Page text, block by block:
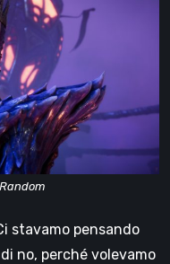
stavamo pensando
no, perché volevamo